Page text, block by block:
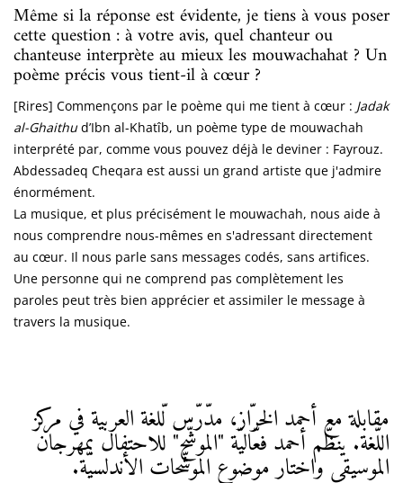
Même si la réponse est évidente, je tiens à vous poser
cette question : à votre avis, quel chanteur ou
chanteuse interprète au mieux les mouwachahat ? Un
poème précis vous tient-il à cœur ?
[Rires] Commençons par le poème qui me tient à cœur : Jadak
al-Ghaithud’Ibn al-Khatîb, un poème type de mouwachah
interprété par, comme vous pouvez déjà le deviner : Fayrouz.
Abdessadeq Cheqara est aussi un grand artiste que j'admire
énormément.
La musique, et plus précisément le mouwachah, nous aide à
nous comprendre nous-mêmes en s'adressant directement
au cœur. Il nous parle sans messages codés, sans artifices.
Une personne qui ne comprend pas complètement les
paroles peut très bien apprécier et assimiler le message à
travers la musique.
مقابلة مع أحمد الخرّاز، مدّرّس لّلغة العربية في مركز
اللّغة. ينظّم أحمد فعّاليّة "الموشّح" للاحتفال بمهرجان
الموسيقى واختار موضوع الموشّحات الأندلسيّة.